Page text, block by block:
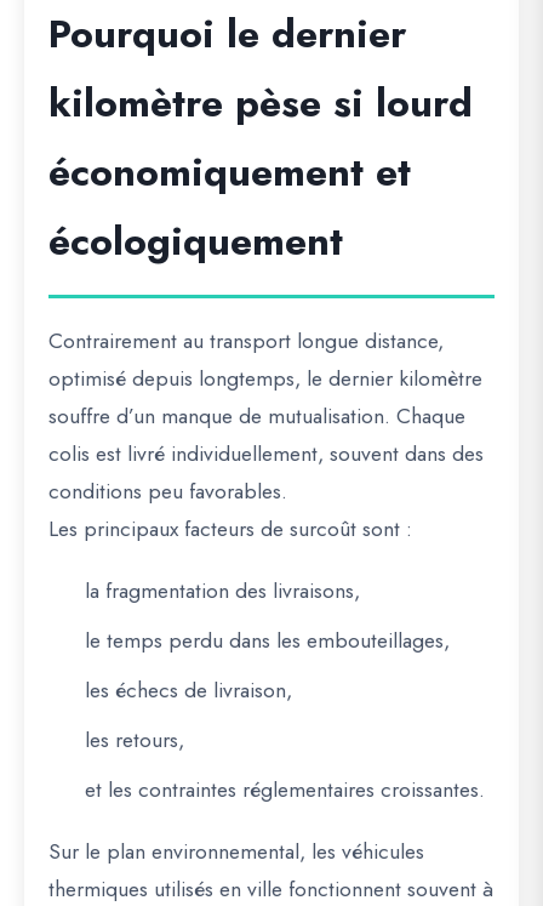
Pourquoi le dernier
kilomètre pèse si lourd
économiquement et
écologiquement
Contrairement au transport longue distance,
optimisé depuis longtemps, le dernier kilomètre
souffre d’un manque de mutualisation. Chaque
colis est livré individuellement, souvent dans des
conditions peu favorables.
Les principaux facteurs de surcoût sont :
la fragmentation des livraisons,
le temps perdu dans les embouteillages,
les échecs de livraison,
les retours,
et les contraintes réglementaires croissantes.
Sur le plan environnemental, les véhicules
thermiques utilisés en ville fonctionnent souvent à